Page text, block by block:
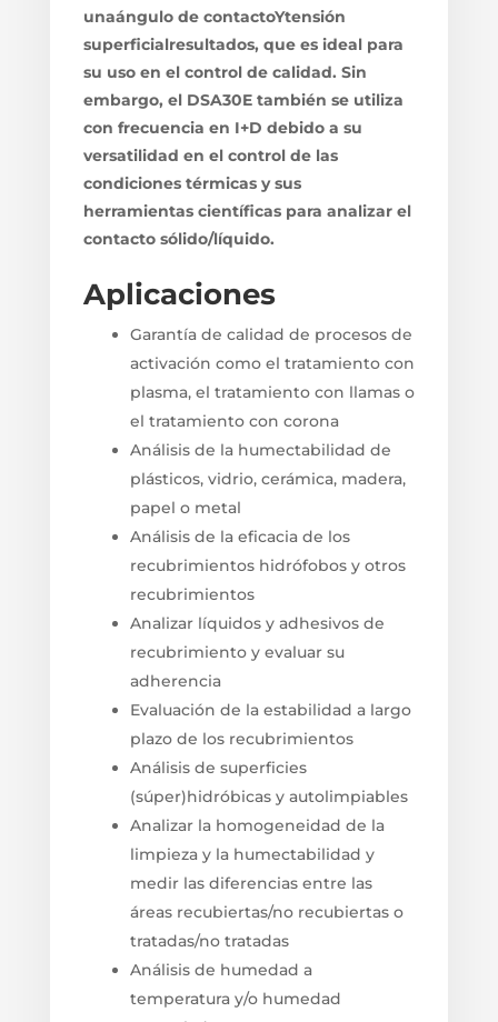
unaángulo de contactoYtensión
superficialresultados, que es ideal para
su uso en el control de calidad. Sin
embargo, el DSA30E también se utiliza
con frecuencia en I+D debido a su
versatilidad en el control de las
condiciones térmicas y sus
herramientas científicas para analizar el
contacto sólido/líquido.
Aplicaciones
Garantía de calidad de procesos de
activación como el tratamiento con
plasma, el tratamiento con llamas o
el tratamiento con corona
Análisis de la humectabilidad de
plásticos, vidrio, cerámica, madera,
papel o metal
Análisis de la eficacia de los
recubrimientos hidrófobos y otros
recubrimientos
Analizar líquidos y adhesivos de
recubrimiento y evaluar su
adherencia
Evaluación de la estabilidad a largo
plazo de los recubrimientos
Análisis de superficies
(súper)hidróbicas y autolimpiables
Analizar la homogeneidad de la
limpieza y la humectabilidad y
medir las diferencias entre las
áreas recubiertas/no recubiertas o
tratadas/no tratadas
Análisis de humedad a
temperatura y/o humedad